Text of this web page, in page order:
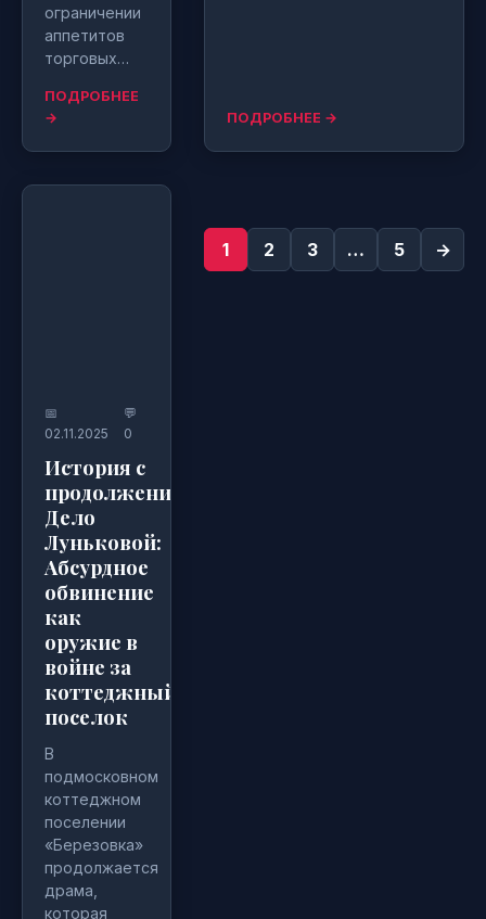
ограничении
аппетитов
торговых…
ПОДРОБНЕЕ
→
ПОДРОБНЕЕ →
📅
02.11.2025
💬
0
История с
продолжением.
Дело
Луньковой:
Абсурдное
обвинение
как
оружие в
войне за
коттеджный
поселок
В
подмосковном
коттеджном
поселении
«Березовка»
продолжается
драма,
которая
1 2 3 … 5 →